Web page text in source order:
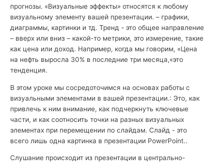
прогнозы. «Визуальные эффекты» относятся к любому
визуальному элементу вашей презентации. – графики,
диаграммы, картинки и тд. Тренд - это общее направление
– вверх или вниз – какой-то метрики, это измерение, такие
как цена или доход. Например, когда мы говорим, «Цена
на нефть выросла 30% в последние три месяца,«это
тенденция.
В этом уроке мы сосредоточимся на основах работы с
визуальными элементами в вашей презентации.: Это, как
привлечь к ним внимание, как подчеркнуть ключевые
части, и как соотносить точки на разных визуальных
элементах при перемещении по слайдам. Слайд - это
всего лишь одна картинка в презентации PowerPoint..
Слушание происходит из презентации в центрально-